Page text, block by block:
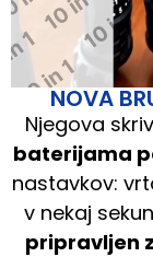
NOVA
Njegova
baterijama
nastavkov:
v nekaj
pripravljen